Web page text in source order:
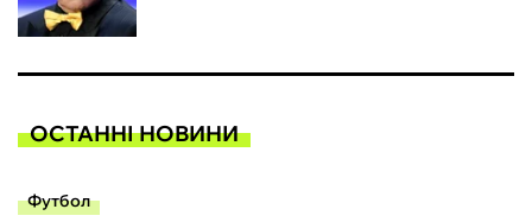
ОСТАННІ НОВИНИ
Футбол